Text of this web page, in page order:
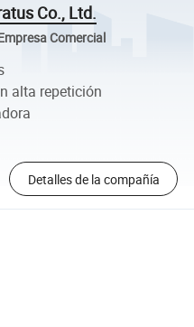
Co., Ltd.
Comercial
alta repetición
Detalles de la compañía